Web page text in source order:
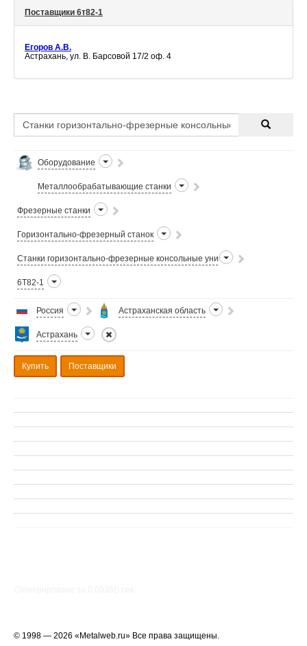
Поставщики 6т82-1
Егоров А.В.
Астрахань, ул. В. Барсовой 17/2 оф. 4
Оборудование
Металлообрабатывающие станки
Фрезерные станки
Горизонтально-фрезерный станок
Станки горизонтально-фрезерные консольные универсальные
6Т82-1
Россия Астраханская область
Астрахань
Купить Поставщики
© 1998 — 2026 «Metalweb.ru» Все права защищены.